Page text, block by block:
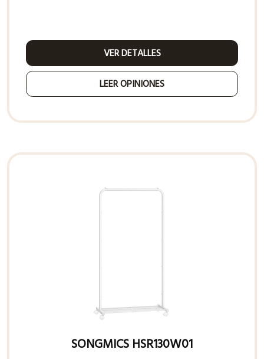
VER DETALLES
LEER OPINIONES
SONGMICS HSR130W01